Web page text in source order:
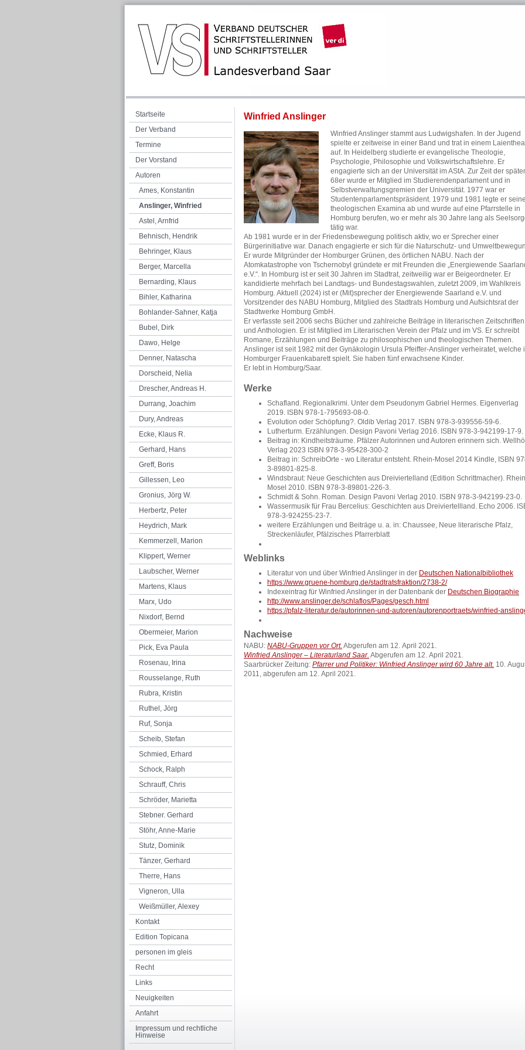
Startseite
Der Verband
Termine
Der Vorstand
Autoren
Ames, Konstantin
Anslinger, Winfried
Astel, Arnfrid
Behnisch, Hendrik
Behringer, Klaus
Berger, Marcella
Bernarding, Klaus
Bihler, Katharina
Bohlander-Sahner, Katja
Bubel, Dirk
Dawo, Helge
Denner, Natascha
Dorscheid, Nelia
Drescher, Andreas H.
Durrang, Joachim
Dury, Andreas
Ecke, Klaus R.
Gerhard, Hans
Greff, Boris
Gillessen, Leo
Gronius, Jörg W.
Herbertz, Peter
Heydrich, Mark
Kemmerzell, Marion
Klippert, Werner
Laubscher, Werner
Martens, Klaus
Marx, Udo
Nixdorf, Bernd
Obermeier, Marion
Pick, Eva Paula
Rosenau, Irina
Rousselange, Ruth
Rubra, Kristin
Ruthel, Jörg
Ruf, Sonja
Scheib, Stefan
Schmied, Erhard
Schock, Ralph
Schrauff, Chris
Schröder, Marietta
Stebner. Gerhard
Stöhr, Anne-Marie
Stutz, Dominik
Tänzer, Gerhard
Therre, Hans
Vigneron, Ulla
Weißmüller, Alexey
Kontakt
Edition Topicana
personen im gleis
Recht
Links
Neuigkeiten
Anfahrt
Impressum und rechtliche
Hinweise
Winfried Anslinger
Winfried Anslinger stammt aus Ludwigshafen. In der Jugend
spielte er zeitweise in einer Band und trat in einem
auf. In Heidelberg studierte er evangelische Theologie,
Psychologie, Philosophie und Volkswirtschaftslehre. Er
engagierte sich an der Universität im AStA. Zur Zeit der
68er wurde er Mitglied im Studierendenparlament und in
Selbstverwaltungsgremien der Universität. 1977 war er
Studentenparlamentspräsident. 1979 und 1981 legte er seine
theologischen Examina ab und wurde auf eine Pfarrstelle in
Homburg berufen, wo er mehr als 30 Jahre lang als
tätig war.
Ab 1981 wurde er in der Friedensbewegung politisch aktiv, wo er Sprecher einer
Bürgerinitiative war. Danach engagierte er sich für die Naturschutz- und
Er wurde Mitgründer der Homburger Grünen, des örtlichen NABU. Nach der
Atomkatastrophe von Tschernobyl gründete er mit Freunden die „Energiewende
e.V.“. In Homburg ist er seit 30 Jahren im Stadtrat, zeitweilig war er Beigeordneter. Er
kandidierte mehrfach bei Landtags- und Bundestagswahlen, zuletzt 2009, im Wahlkreis
Homburg. Aktuell (2024) ist er (Mit)sprecher der Energiewende Saarland e.V. und
Vorsitzender des NABU Homburg, Mitglied des Stadtrats Homburg und Aufsichtsrat der
Stadtwerke Homburg GmbH.
Er verfasste seit 2006 sechs Bücher und zahlreiche Beiträge in literarischen Zeitschriften
und Anthologien. Er ist Mitglied im Literarischen Verein der Pfalz und im VS. Er schreibt
Romane, Erzählungen und Beiträge zu philosophischen und theologischen Themen.
Anslinger ist seit 1982 mit der Gynäkologin Ursula Pfeiffer-Anslinger verheiratet, welche
Homburger Frauenkabarett spielt. Sie haben fünf erwachsene Kinder.
Er lebt in Homburg/Saar.
Werke
Schafland. Regionalkrimi. Unter dem Pseudonym Gabriel Hermes. Eigenverlag
2019. ISBN 978-1-795693-08-0.
Evolution oder Schöpfung?. Oldib Verlag 2017. ISBN 978-3-939556-59-6.
Lutherturm. Erzählungen. Design Pavoni Verlag 2016. ISBN 978-3-942199-17-9.
Beitrag in: Kindheitsträume. Pfälzer Autorinnen und Autoren erinnern sich.
Verlag 2023 ISBN 978-3-95428-300-2
Beitrag in: SchreibOrte - wo Literatur entsteht. Rhein-Mosel 2014 Kindle, ISBN
3-89801-825-8.
Windsbraut: Neue Geschichten aus Dreiviertelland (Edition Schrittmacher).
Mosel 2010. ISBN 978-3-89801-226-3.
Schmidt & Sohn. Roman. Design Pavoni Verlag 2010. ISBN 978-3-942199-23-0.
Wassermusik für Frau Bercelius: Geschichten aus Dreiviertellland. Echo 2006.
978-3-924255-23-7.
weitere Erzählungen und Beiträge u. a. in: Chaussee, Neue literarische Pfalz,
Streckenläufer, Pfälzisches Pfarrerblatt
Weblinks
Literatur von und über Winfried Anslinger in der Deutschen Nationalbibliothek
https://www.gruene-homburg.de/stadtratsfraktion/2738-2/
Indexeintrag für Winfried Anslinger in der Datenbank der Deutschen Biographie
http://www.anslinger.de/schlaflos/Pages/gesch.html
https://pfalz-literatur.de/autorinnen-und-autoren/autorenportraets/winfried-
Nachweise
NABU: NABU-Gruppen vor Ort. Abgerufen am 12. April 2021.
Winfried Anslinger – Literaturland Saar. Abgerufen am 12. April 2021.
Saarbrücker Zeitung: Pfarrer und Politiker: Winfried Anslinger wird 60 Jahre alt. 10.
2011, abgerufen am 12. April 2021.